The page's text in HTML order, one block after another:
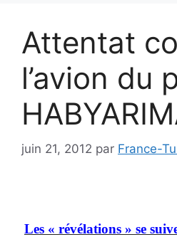
Attentat
l’avion du
juin 21, 2012 par France-
Les « révélations » se